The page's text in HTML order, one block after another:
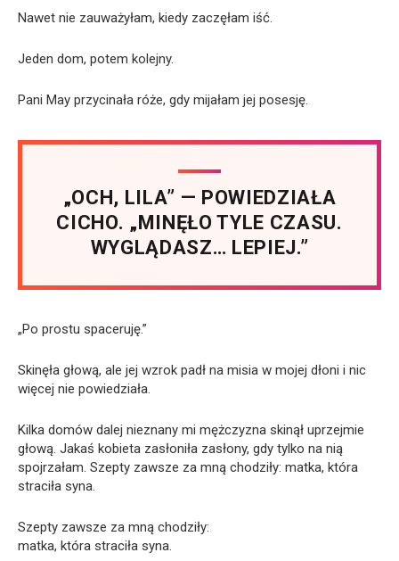
Nawet nie zauważyłam, kiedy zaczęłam iść.
Jeden dom, potem kolejny.
Pani May przycinała róże, gdy mijałam jej posesję.
„OCH, LILA” — POWIEDZIAŁA
CICHO. „MINĘŁO TYLE CZASU.
WYGLĄDASZ… LEPIEJ.”
„Po prostu spaceruję.”
Skinęła głową, ale jej wzrok padł na misia w mojej dłoni i nic
więcej nie powiedziała.
Kilka domów dalej nieznany mi mężczyzna skinął uprzejmie
głową. Jakaś kobieta zasłoniła zasłony, gdy tylko na nią
spojrzałam. Szepty zawsze za mną chodziły: matka, która
straciła syna.
Szepty zawsze za mną chodziły:
matka, która straciła syna.